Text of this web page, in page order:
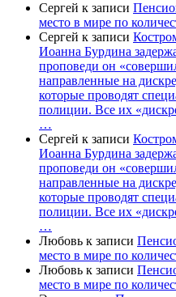
Сергей к записи
место в мире по
Сергей к записи
Иоанна Бурдина
проповеди он
направленные на
которые проводят
полиции. Все их
…
Сергей к записи
Иоанна Бурдина
проповеди он
направленные на
которые проводят
полиции. Все их
…
Любовь к записи
место в мире по
Любовь к записи
место в мире по